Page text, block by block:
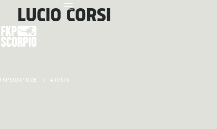
FKP SCORPIO.DE ARTISTS
LUCIO CORSI